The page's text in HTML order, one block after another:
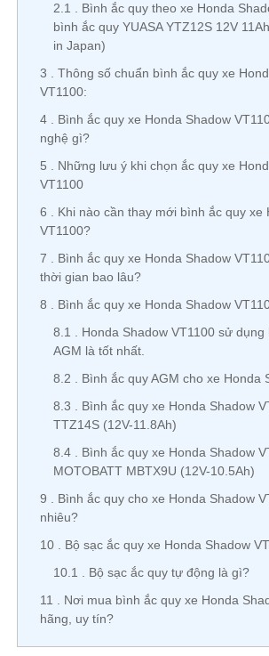
2.1
Bình ắc quy theo xe Honda
bình ắc quy YUASA YTZ12S 12V
in Japan)
3
Thông số chuẩn bình ắc quy xe
VT1100:
4
Bình ắc quy xe Honda Shadow
nghệ gì?
5
Những lưu ý khi chọn ắc quy xe
VT1100
6
Khi nào cần thay mới bình ắc quy xe
VT1100?
7
Bình ắc quy xe Honda Shadow
thời gian bao lâu?
8
Bình ắc quy xe Honda Shadow
8.1
Honda Shadow VT1100 sử
AGM là tốt nhất.
8.2
Bình ắc quy AGM cho xe Honda
8.3
Bình ắc quy xe Honda Shadow
TTZ14S (12V-11.8Ah)
8.4
Bình ắc quy xe Honda Shadow
MOTOBATT MBTX9U (12V-10.5Ah)
9
Bình ắc quy cho xe Honda Shadow
nhiêu?
10
Bộ sạc ắc quy xe Honda Shadow
10.1
Bộ sạc ắc quy tự động là gì?
11
Nơi mua bình ắc quy xe Honda
hãng, uy tín?